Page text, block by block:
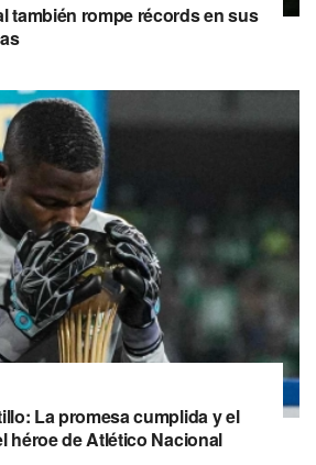
también rompe récords en sus
La promesa cumplida y el
héroe de Atlético Nacional